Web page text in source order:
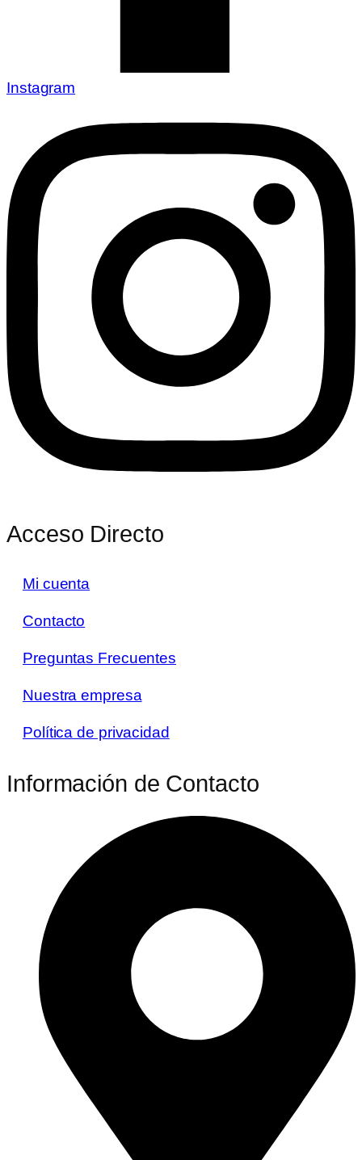
Instagram
Acceso Directo
Mi cuenta
Contacto
Preguntas Frecuentes
Nuestra empresa
Política de privacidad
Información de Contacto